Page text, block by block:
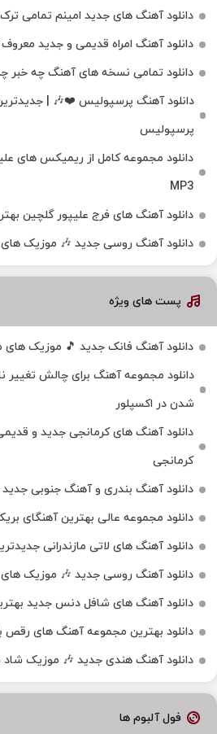
دانلود آهنگ های جدید امینم تمامی
دانلود آهنگ امراه قدیمی و جدید
دانلود تمامی نسخه های آهنگ چه خبر
دانلود آهنگ پرسپولیس ❤️🎶 |
پرسپولیس
دانلود مجموعه کامل از ریمیکس های
MP3
دانلود آهنگ های فرج علیپور گلچین
دانلود آهنگ روسی جدید 🎶 موزیک‌
پست های ویژه
دانلود آهنگ فانک جدید 🎵 موزیک‌
شدن در اکسپلور
دانلود آهنگ‌ های کرمانجی جدید و
کرمانجی
دانلود آهنگ بندری و آهنگ جنوبی
دانلود مجموعه عالی بهترین آهنگای
دانلود آهنگ‌ های لاتی مازندرانی
دانلود آهنگ روسی جدید 🎶 موزیک‌
دانلود آهنگ های شافل دنس جدید
دانلود بهترین مجموعه آهنگ های رقص
دانلود آهنگ هندی جدید 🎶 موزیک شاد
فول آلبوم ها